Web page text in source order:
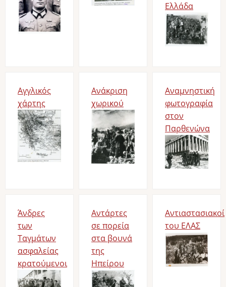
Ελλάδα
Bild
Αγγλικός
χάρτης
Bild
Ανάκριση
χωρικού
Bild
Αναμνηστική
φωτογραφία
στον
Παρθενώνα
Bild
Άνδρες
των
Ταγμάτων
ασφαλείας
κρατούμενοι
Bild
Αντάρτες
σε πορεία
στα βουνά
της
Ηπείρου
Bild
Αντιαστασιακοί
του ΕΛΑΣ
Bild